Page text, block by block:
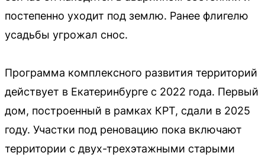
постепенно уходит под землю. Ранее флигелю
усадьбы угрожал снос.
Программа комплексного развития территорий
действует в Екатеринбурге с 2022 года. Первый
дом, построенный в рамках КРТ, сдали в 2025
году. Участки под реновацию пока включают
территории с двух-трехэтажными старыми